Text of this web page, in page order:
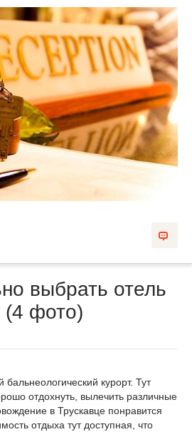
выбрать отель
(4 фото)
бальнеологический курорт. Тут
отдохнуть, вылечить различные
в Трускавце понравится
отдыха тут доступная, что